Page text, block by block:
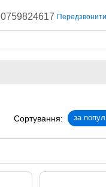
0759824617
Сортування: за